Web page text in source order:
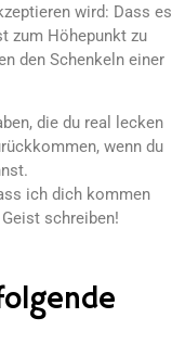
wird: Dass es
zum Höhepunkt zu
den Schenkeln einer
die du real lecken
wenn du
ich dich kommen
schreiben!